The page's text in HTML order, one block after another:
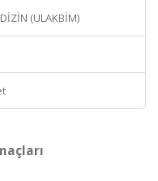
(ULAKBİM)